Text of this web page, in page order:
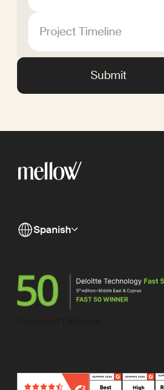
Project Timeline
Spanish